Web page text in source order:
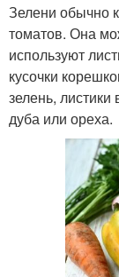
Зелени обычно
томатов. Она
используют
кусочки
зелень,
дуба или ореха.